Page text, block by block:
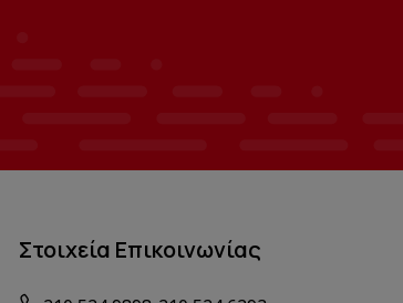
Στοιχεία Επικοινωνίας